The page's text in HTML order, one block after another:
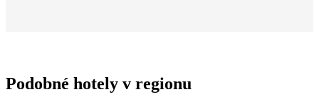
Podobné hotely v regionu